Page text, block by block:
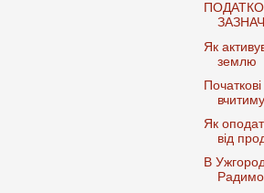
Як
землю
Як
від
В
Радимо